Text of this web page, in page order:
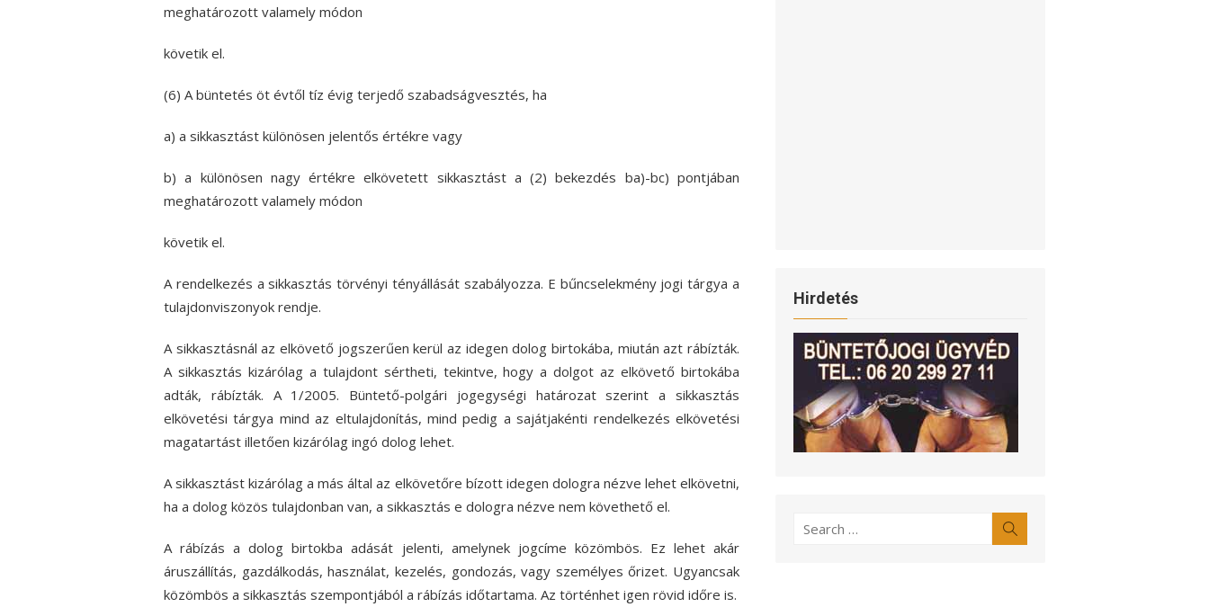
meghatározott valamely módon
követik el.
(6) A büntetés öt évtől tíz évig terjedő szabadságvesztés, ha
a) a sikkasztást különösen jelentős értékre vagy
b) a különösen nagy értékre elkövetett sikkasztást a (2) bekezdés ba)-bc) pontjában
meghatározott valamely módon
követik el.
A rendelkezés a sikkasztás törvényi tényállását szabályozza. E bűncselekmény jogi tárgya a
tulajdonviszonyok rendje.
A sikkasztásnál az elkövető jogszerűen kerül az idegen dolog birtokába, miután azt rábízták.
A sikkasztás kizárólag a tulajdont sértheti, tekintve, hogy a dolgot az elkövető birtokába
adták, rábízták. A 1/2005. Büntető-polgári jogegységi határozat szerint a sikkasztás
elkövetési tárgya mind az eltulajdonítás, mind pedig a sajátjakénti rendelkezés elkövetési
magatartást illetően kizárólag ingó dolog lehet.
A sikkasztást kizárólag a más által az elkövetőre bízott idegen dologra nézve lehet elkövetni,
ha a dolog közös tulajdonban van, a sikkasztás e dologra nézve nem követhető el.
A rábízás a dolog birtokba adását jelenti, amelynek jogcíme közömbös. Ez lehet akár
áruszállítás, gazdálkodás, használat, kezelés, gondozás, vagy személyes őrizet. Ugyancsak
közömbös a sikkasztás szempontjából a rábízás időtartama. Az történhet igen rövid időre is.
Hirdetés
Search